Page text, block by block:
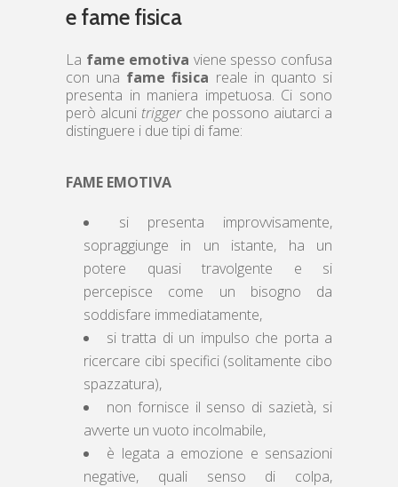
e fame fisica
La fame emotiva viene spesso confusa
con una fame fisica reale in quanto si
presenta in maniera impetuosa. Ci sono
però alcuni triggerche possono aiutarci a
distinguere i due tipi di fame:
FAME EMOTIVA
si presenta improvvisamente,
sopraggiunge in un istante, ha un
potere quasi travolgente e si
percepisce come un bisogno da
soddisfare immediatamente,
si tratta di un impulso che porta a
ricercare cibi specifici (solitamente cibo
spazzatura),
non fornisce il senso di sazietà, si
avverte un vuoto incolmabile,
è legata a emozione e sensazioni
negative, quali senso di colpa,